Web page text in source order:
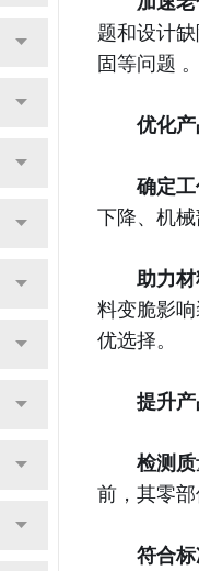
题和设计
固等问题
优化
确定
下降、机
助力
料变脆影
优选择。
提升
检测
前，其零
符合